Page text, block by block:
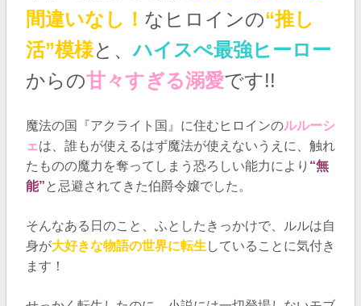
間違いなし！ なヒロインの“推し
活”模様と、ハイスぺ最強ヒーロー
からの甘々すぎる溺愛です!!
魔法の国『アクライト国』に住むヒロインのルルーシ
ェは、誰もが使えるはず魔法が使えないうえに、触れ
たものの魔力を奪ってしまう恐ろしい能力により “無
能”と忌避されてきた伯爵令嬢でした。
そんなある日のこと、ふとしたきっかけで、ルルは自
身が大好きな物語の世界に転生 していることに気付き
ます！